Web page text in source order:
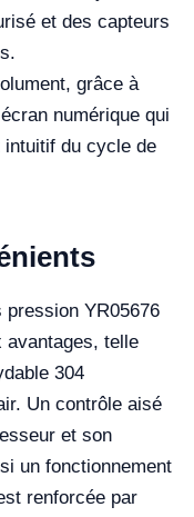
et des capteurs
grâce à
numérique qui
du cycle de
pression YR05676
avantages, telle
304
Un contrôle aisé
et son
un fonctionnement
renforcée par